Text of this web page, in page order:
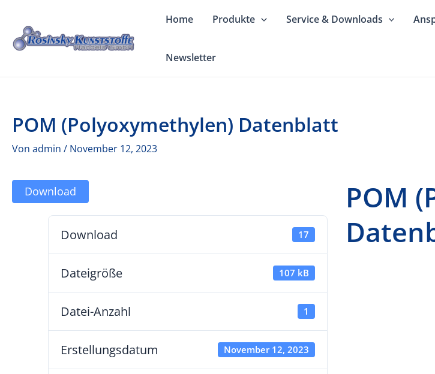
Inhalt
springen
Home Produkte Service & Downloads
Newsletter
POM (Polyoxymethylen) Datenblatt
Von admin / November 12, 2023
Download
Download 17
Dateigröße 107 kB
Datei-Anzahl 1
Erstellungsdatum November 12, 2023
POM